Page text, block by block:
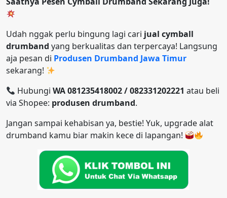
Udah nggak perlu bingung lagi cari jual cymball
drumband yang berkualitas dan terpercaya! Langsung
aja pesan di Produsen Drumband Jawa Timur
sekarang!
HubungiWA 081235418002 / 082331202221 atau beli
via Shopee: produsen drumband.
Jangan sampai kehabisan ya, bestie! Yuk, upgrade alat
drumband kamu biar makin kece di lapangan!